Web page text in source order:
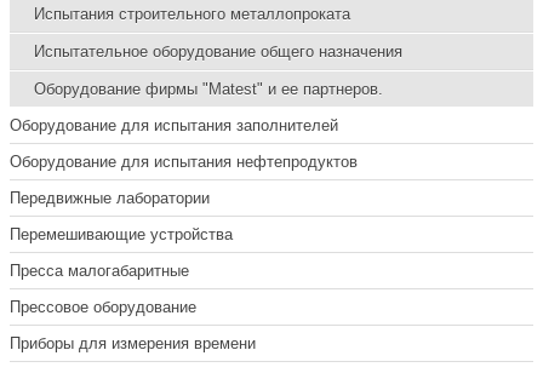
Испытания строительного металлопроката
Испытательное оборудование общего назначения
Оборудование фирмы "Matest" и ее партнеров.
Оборудование для испытания заполнителей
Оборудование для испытания нефтепродуктов
Передвижные лаборатории
Перемешивающие устройства
Пресса малогабаритные
Прессовое оборудование
Приборы для измерения времени